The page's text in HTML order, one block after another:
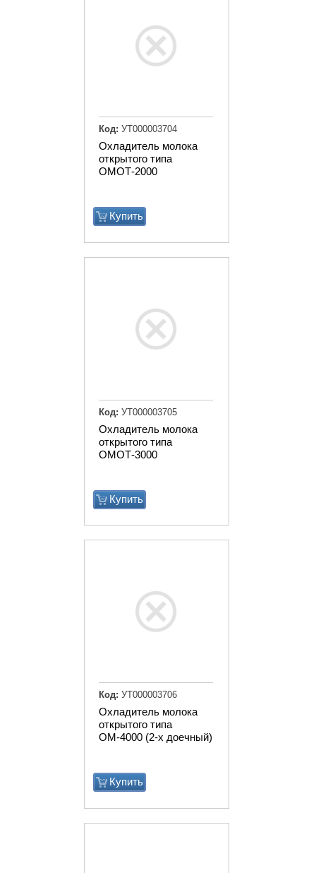
Охладитель молока
открытого типа
ОМОТ-2000
Купить
Код: УТ000003704
Охладитель молока
открытого типа
ОМОТ-3000
Купить
Код: УТ000003705
Охладитель молока
открытого типа
ОМ-4000 (2-х доечный)
Купить
Код: УТ000003706